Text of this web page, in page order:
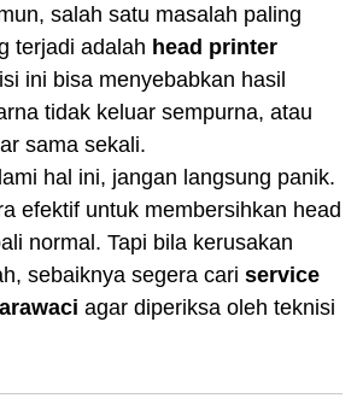
salah satu masalah paling
terjadi adalah head printer
ini bisa menyebabkan hasil
tidak keluar sempurna, atau
sama sekali.
hal ini, jangan langsung panik.
efektif untuk membersihkan head
normal. Tapi bila kerusakan
sebaiknya segera cari service
agar diperiksa oleh teknisi